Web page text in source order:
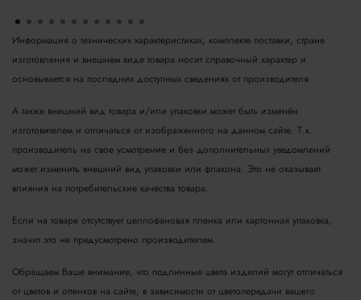
Информация о технических характеристиках, комплекте поставки, стране
изготовления и внешнем виде товара носит справочный характер и
основывается на последних доступных сведениях от производителя
А также внешний вид товара и/или упаковки может быть изменён
изготовителем и отличаться от изображенного на данном сайте. Т.к.
производитель на свое усмотрение и без дополнительных уведомлений
может изменить внешний вид упаковки или флакона. Это не оказывает
влияния на потребительские качества товара.
Если на товаре отсутствует целлофановая пленка или картонная упаковка,
значит это не предусмотрено производителем.
Обращаем Ваше внимание, что подлинные цвета изделий могут отличаться
от цветов и оттенков на сайте, в зависимости от цветопередачи вашего